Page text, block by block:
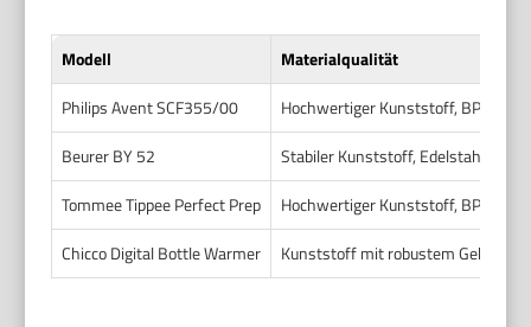
Modell
Materialqualität
Philips Avent SCF355/00
Hochwertiger Kunststoff, BPA-frei
Beurer BY 52
Stabiler Kunststoff, Edelstahl-
Tommee Tippee Perfect Prep
Hochwertiger Kunststoff, BPA-frei
Chicco Digital Bottle Warmer
Kunststoff mit robustem Gehäuse